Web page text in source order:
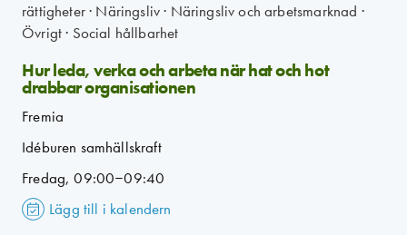
rättigheter· Näringsliv· Näringsliv och arbetsmarknad ·
Övrigt· Social hållbarhet
Hur leda, verka och arbeta när hat och hot
drabbar organisationen
Fremia
Idéburen samhällskraft
Fredag, 09:00–09:40
Lägg till i kalendern